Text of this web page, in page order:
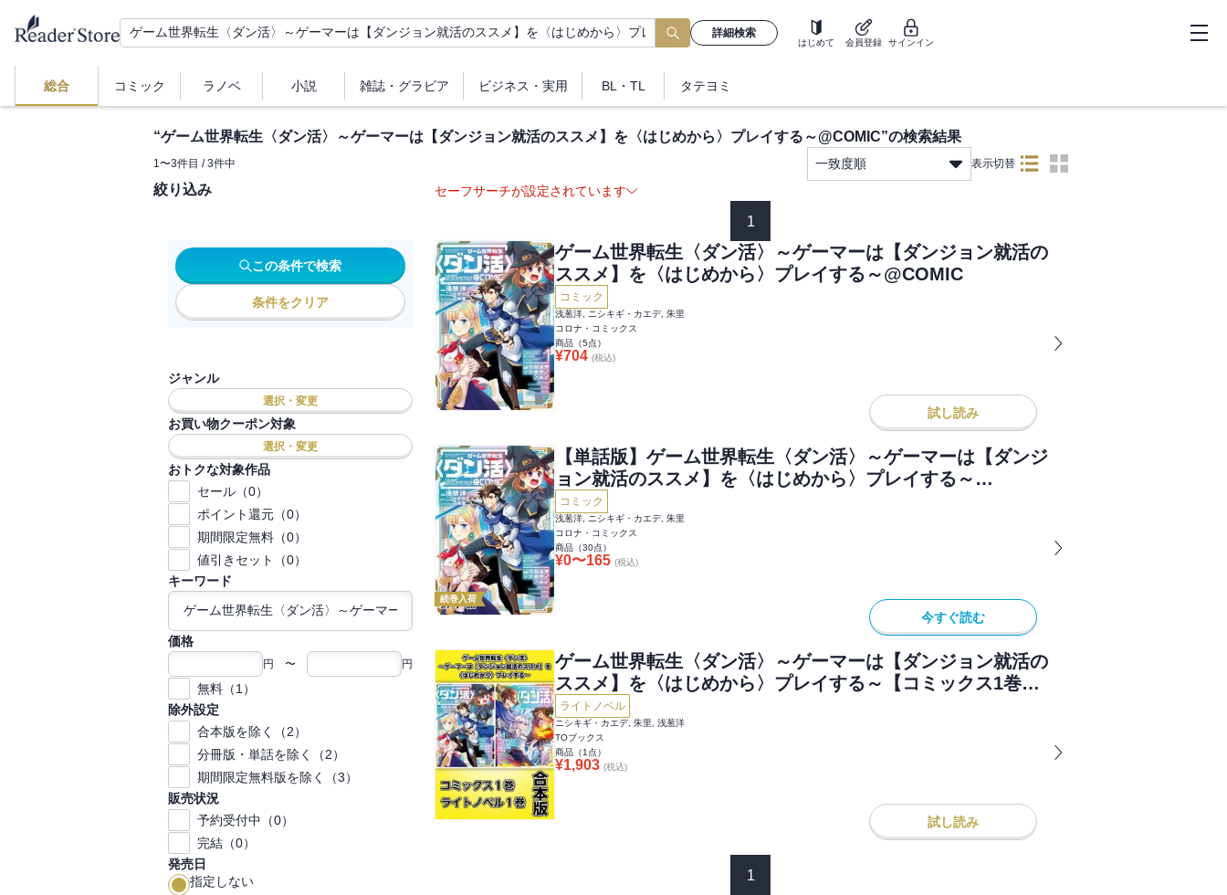
詳細検索
はじめて 会員登録 サインイン
総合 コミック ラノベ 小説 雑誌・ グラビア ビジネス ・実用 BL・TL タテヨミ
“ゲーム世界転生〈ダン活〉～ゲーマーは【ダンジョン就活のススメ】を〈はじめから〉プレイする～@COMIC”の検索結果
1〜3件目 / 3件中 一致度順 表示切替
絞り込み
この条件で検索
条件をクリア
ジャンル
選択・変更
お買い物クーポン対象
選択・変更
おトクな対象作品
セール（0）
ポイント還元（0）
期間限定無料（0）
値引きセット（0）
キーワード
価格
円 〜 円
無料（1）
除外設定
合本版を除く（2）
分冊版・単話を除く（2）
期間限定無料版を除く（3）
販売状況
予約受付中（0）
完結（0）
発売日
指定しない
セーフサーチが設定されています
1
ゲーム世界転生〈ダン活〉～ゲーマーは【ダンジョン就活の
ススメ】を〈はじめから〉プレイする～@COMIC
コミック
浅葱洋, ニシキギ・カエデ, 朱里
コロナ・コミックス
商品（5点）
¥704 (税込)
試し読み
続巻入荷
【単話版】ゲーム世界転生〈ダン活〉～ゲーマーは【ダンジ
ョン就活のススメ】を〈はじめから〉プレイする～
@COMIC
コミック
浅葱洋, ニシキギ・カエデ, 朱里
コロナ・コミックス
商品（30点）
¥0〜165 (税込)
今すぐ読む
ゲーム世界転生〈ダン活〉～ゲーマーは【ダンジョン就活の
ススメ】を〈はじめから〉プレイする～【コミックス1巻＆
ライトノベル1巻合本版】
ライトノベル
ニシキギ・カエデ, 朱里, 浅葱洋
TOブックス
商品（1 点）
¥1,903 (税込)
試し読み
1